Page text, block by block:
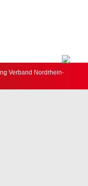
Verband Nordrhein-